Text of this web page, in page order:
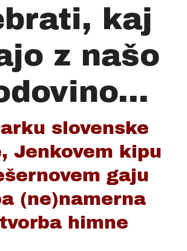
kaj
z našo
slovenske
Jenkovem kipu
gaju
(ne)namerna
himne